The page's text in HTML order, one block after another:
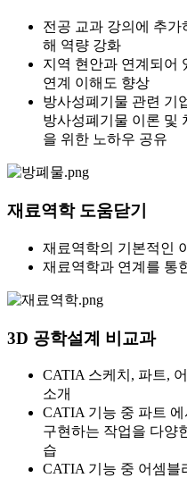
전공 교과 강의에 추가
해 역량 강화
지역 현안과 연계되어
연계 이해도 향상
방사성폐기물 관련 기
방사성폐기물 이론 및
을 위한 노하우 공유
재료역학 도움닫기
재료역학의 기본적인
재료역학과 연계를 통
3D 공학설계 비교과
CATIA 스케치, 파트,
소개
CATIA 기능 중 파트
구현하는 작업을 다양
습
CATIA 기능 중 어셈블